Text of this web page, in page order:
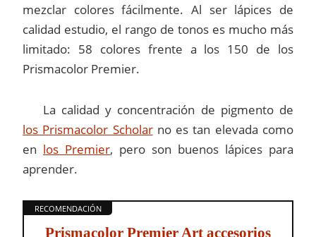
mezclar colores fácilmente. Al ser lápices de
calidad estudio, el rango de tonos es mucho más
limitado: 58 colores frente a los 150 de los
Prismacolor Premier.
La calidad y concentración de pigmento de
los Prismacolor Scholarno es tan elevada como
en los Premier, pero son buenos lápices para
aprender.
Prismacolor Premier Art accesorios